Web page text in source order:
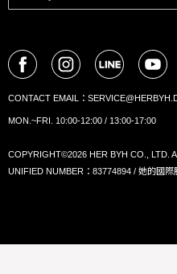
CONTACT EMAIL：
MON.~FRI. 10:00-12:00 / 13:00-17:00
COPYRIGHT©2026 HER BYH CO., LTD.
UNIFIED NUMBER：83774894 / 她的國際